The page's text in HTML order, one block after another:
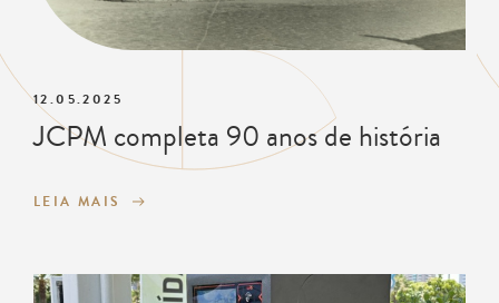
12.05.2025
JCPM completa 90 anos de história
LEIA MAIS